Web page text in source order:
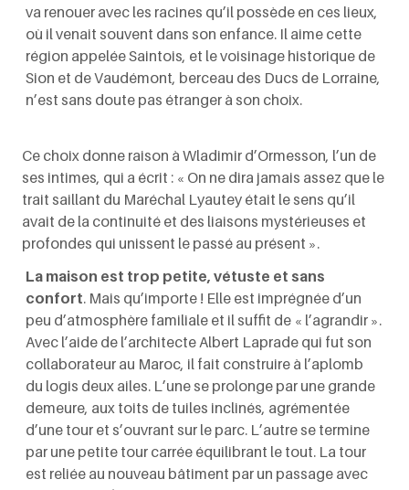
va renouer avec les racines qu’il possède en ces lieux,
où il venait souvent dans son enfance. Il aime cette
région appelée Saintois, et le voisinage historique de
Sion et de Vaudémont, berceau des Ducs de Lorraine,
n’est sans doute pas étranger à son choix.
Ce choix donne raison à Wladimir d’Ormesson, l’un de
ses intimes, qui a écrit : « On ne dira jamais assez que le
trait saillant du Maréchal Lyautey était le sens qu’il
avait de la continuité et des liaisons mystérieuses et
profondes qui unissent le passé au présent ».
La maison est trop petite, vétuste et sans
confort. Mais qu’importe ! Elle est imprégnée d’un
peu d’atmosphère familiale et il suffit de « l’agrandir ».
Avec l’aide de l’architecte Albert Laprade qui fut son
collaborateur au Maroc, il fait construire à l’aplomb
du logis deux ailes. L’une se prolonge par une grande
demeure, aux toits de tuiles inclinés, agrémentée
d’une tour et s’ouvrant sur le parc. L’autre se termine
par une petite tour carrée équilibrant le tout. La tour
est reliée au nouveau bâtiment par un passage avec